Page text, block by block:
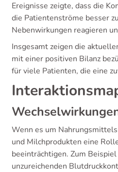
Ereignisse zeigte, dass die
die Patientenströme besser
Nebenwirkungen reagieren
Insgesamt zeigen die
mit einer positiven Bilanz
für viele Patienten, die eine
Wenn es um
und Milchprodukten eine
beeinträchtigen. Zum
unzureichenden